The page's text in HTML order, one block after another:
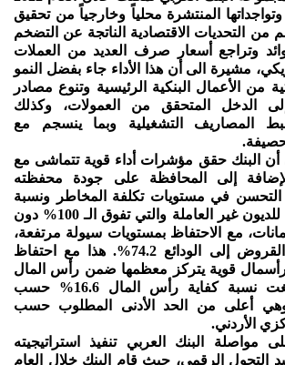
المنتشرة محلياً وخارجياً من تحقيق
من التحديات الاقتصادية الناتجة عن التضخم
وتراجع أسعار صرف العديد من العملات
مشيرة الى أن هذا الأداء جاء بفضل النمو
من الأعمال البنكية الرئيسية وتنوع مصادر
إلى الدخل المتحقق من العمولات، وكذلك
المصاريف التشغيلية وبما ينسجم مع
أن البنك حقق مؤشرات أداء قوية تتماشى مع
إلى المحافظة على جودة محفظته
التحسن في مستويات تكلفة المخاطر ونسبة
تغطية المخصصات للديون غير العاملة والتي تفوق الـ 100% دون
مع الاحتفاظ بمستويات سيولة مرتفعة،
حيث بلغت نسبة القروض إلى الودائع 74.2%. هذا مع احتفاظ
رأسمال قوية يتركز معظمها ضمن رأس المال
الأساسي حيث بلغت نسبة كفاية رأس المال 16.6% حسب
بازل 3 وهي أعلى من الحد الأدنى المطلوب حسب
الأردني.
مواصلة البنك العربي تنفيذ استراتيجيته
التحول الرقمي، حيث قام البنك خلال العام